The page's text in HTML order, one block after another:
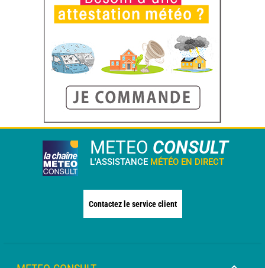
METEO CONSULT
L'ASSISTANCE MÉTÉO EN DIRECT
Contactez le service client